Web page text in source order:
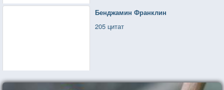
Бенджамин Франклин
205 цитат